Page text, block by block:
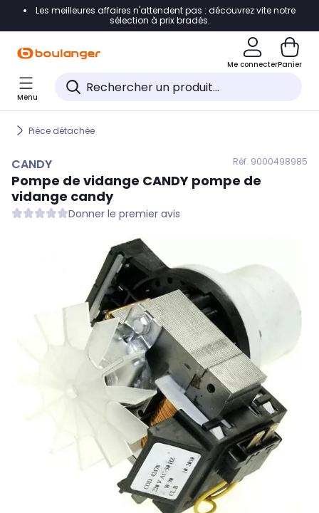
Accéder directement à la navigation
Accéder directement au pied de page
Accéder directement au chatbot
Les meilleures affaires n'attendent pas : découvrez vite notre
sélection à prix bradés.
Me connecterPanier
Menu
Pièce détachée
CANDY Réf. 9000498985
Pompe de vidange CANDY pompe de
vidange candy
Donner le premier avis